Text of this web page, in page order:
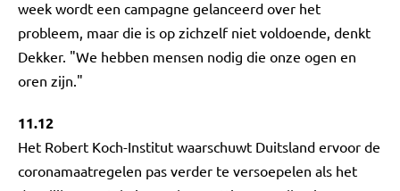
week wordt een campagne gelanceerd over het
probleem, maar die is op zichzelf niet voldoende, denkt
Dekker. "We hebben mensen nodig die onze ogen en
oren zijn."
11.12
Het Robert Koch-Institut waarschuwt Duitsland ervoor de
coronamaatregelen pas verder te versoepelen als het